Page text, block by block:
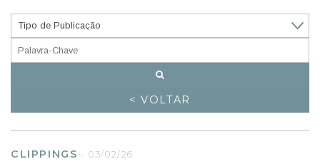
< VOLTAR
CLIPPINGS -03/02/26